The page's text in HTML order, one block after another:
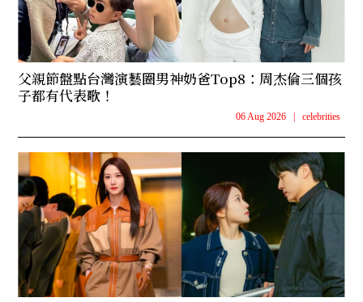
父親節盤點台灣演藝圈男神奶爸Top8：周杰倫三個孩
子都有代表歌！
06 Aug 2026 celebrities